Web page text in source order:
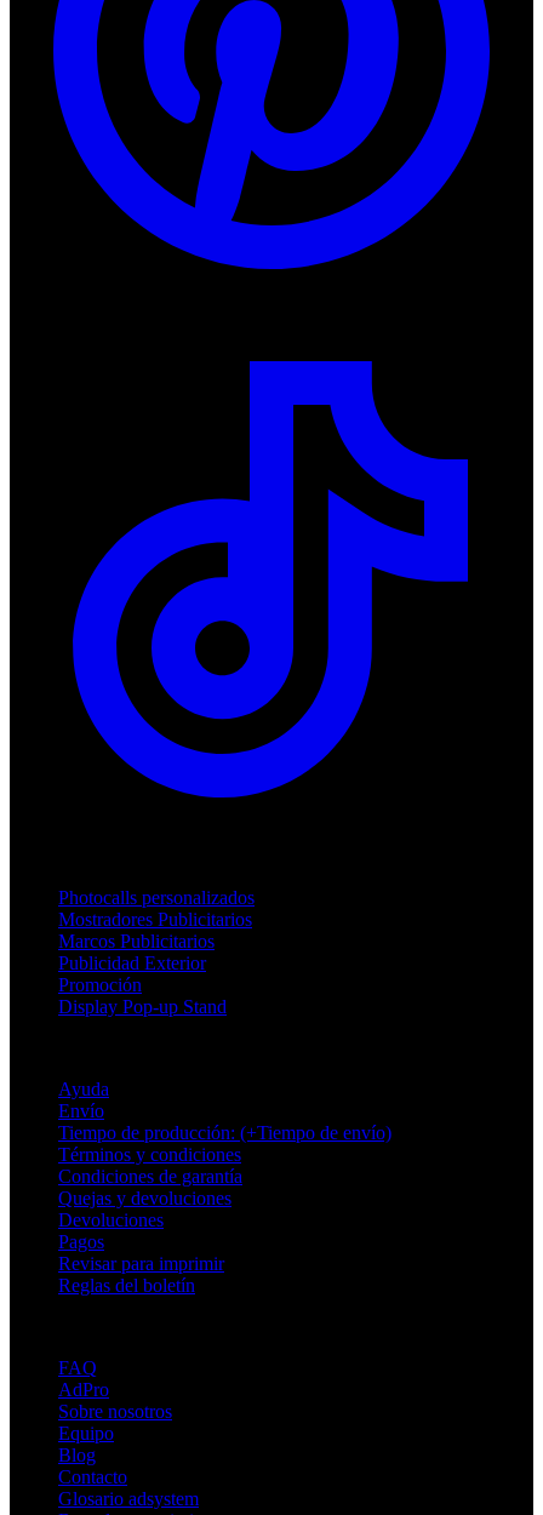
Photocalls personalizados
Mostradores Publicitarios
Marcos Publicitarios
Publicidad Exterior
Promoción
Display Pop-up Stand
Ayuda
Envío
Tiempo de producción: (+Tiempo de envío)
Términos y condiciones
Condiciones de garantía
Quejas y devoluciones
Devoluciones
Pagos
Revisar para imprimir
Reglas del boletín
FAQ
AdPro
Sobre nosotros
Equipo
Blog
Contacto
Glosario adsystem